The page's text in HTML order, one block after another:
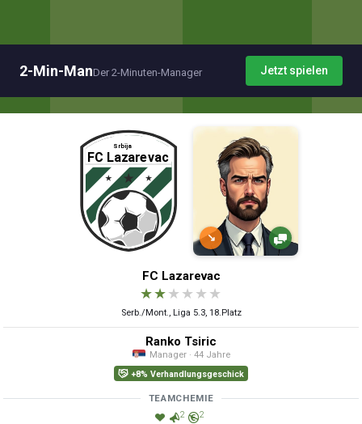
2-Min-ManDer 2-Minuten-Manager Jetzt spielen
↘
FC Lazarevac
★★★ ★ ★ ★
Serb./Mont., Liga 5.3, 18.Platz
Ranko Tsiric
Manager · 44 Jahre
+8% Verhandlungsgeschick
TEAMCHEMIE
2 2